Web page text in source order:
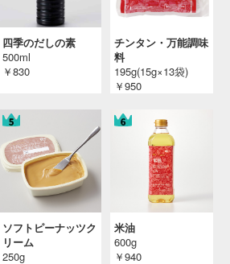
４Ｘチキンもも正肉のバスク風煮込み
「４Ｘミート料理レシピ」（ＳＬＣ倶楽部２０
２６年１月）
投稿日：2025/11/13 投稿者：SL Creations
ペスカトーレスパゲッティ（魚介のトマトソ
レンジクックパン活用レシピ
投稿日：2025/10/30 投稿者：SL Creations
ペペロンチーノスパゲッティ
レンジクックパン活用レシピ
投稿日：2025/10/29 投稿者：SL Creations
シーフードパエリア
レンジクックパン活用レシピ
投稿日：2025/10/29 投稿者：SL Creations
四季のだしの素
500ml
￥830
チンタン・万能調味
料
195g(15g×13袋)
￥950
ソフトピーナッツク
リーム
250g
米油
600g
￥940